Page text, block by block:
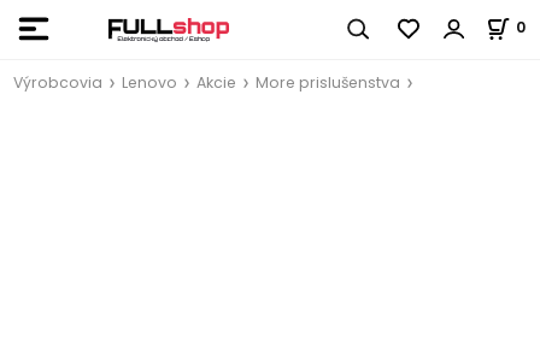
0
Výrobcovia Lenovo Akcie More prislušenstva